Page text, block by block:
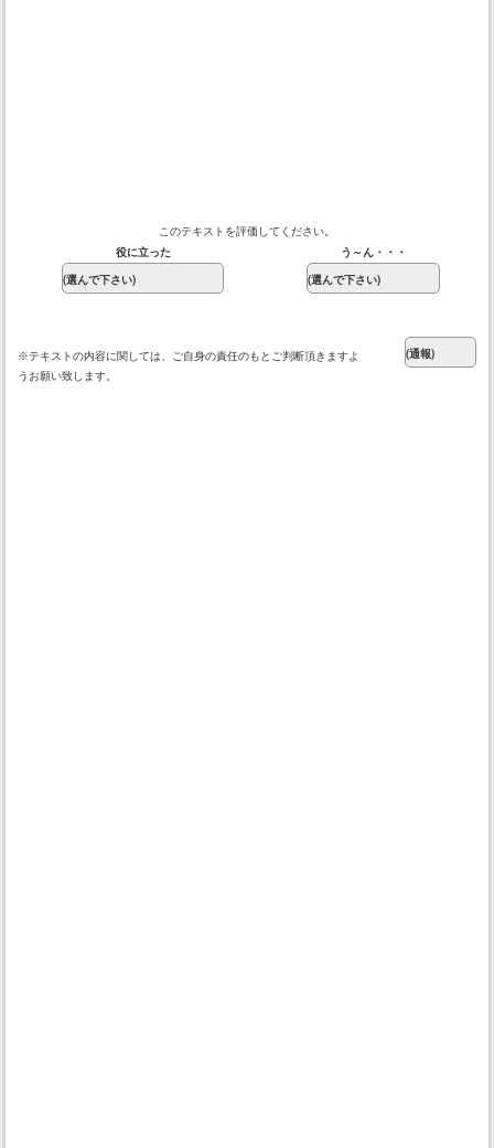
このテキストを評価してください。
役に立った
う～ん・・・
※テキストの内容に関しては、ご自身の責任のもとご判断頂きますよ
うお願い致します。